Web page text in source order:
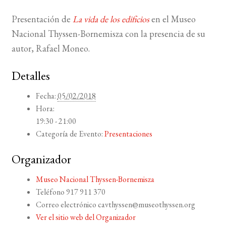
LISTA DE LIBROS
Presentación de La vida de los edificiosen el Museo
Nacional Thyssen-Bornemisza con la presencia de su
autor, Rafael Moneo.
Detalles
Fecha:05/02/2018
Hora:
19:30 - 21:00
Categoría de Evento:Presentaciones
Organizador
Museo Nacional Thyssen-Bornemisza
Teléfono 917 911 370
Correo electrónicocavthyssen@museothyssen.org
Ver el sitio web del Organizador